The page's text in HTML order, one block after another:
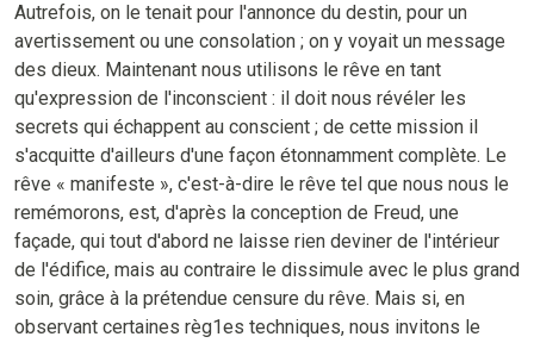
Autrefois, on le tenait pour l'annonce du destin, pour un
avertissement ou une consolation ; on y voyait un message
des dieux. Maintenant nous utilisons le rêve en tant
qu'expression de l'inconscient : il doit nous révéler les
secrets qui échappent au conscient ; de cette mission il
s'acquitte d'ailleurs d'une façon étonnamment complète. Le
rêve « manifeste », c'est-à-dire le rêve tel que nous nous le
remémorons, est, d'après la conception de Freud, une
façade, qui tout d'abord ne laisse rien deviner de l'intérieur
de l'édifice, mais au contraire le dissimule avec le plus grand
soin, grâce à la prétendue censure du rêve. Mais si, en
observant certaines règ1es techniques, nous invitons le